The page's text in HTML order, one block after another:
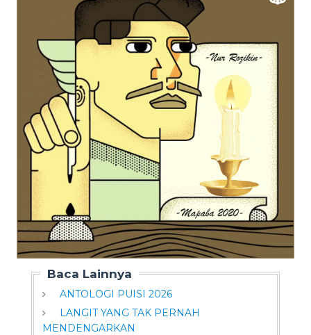
Baca Lainnya
ANTOLOGI PUISI 2026
LANGIT YANG TAK PERNAH
MENDENGARKAN